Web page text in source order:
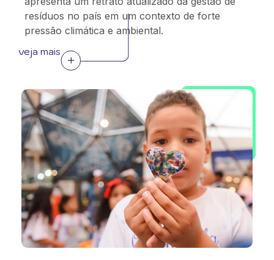
resíduos no país em um contexto de forte
pressão climática e ambiental.
veja mais